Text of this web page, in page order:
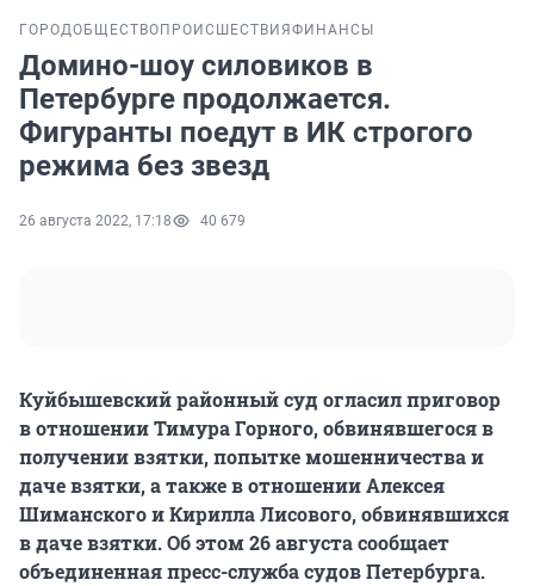
ГОРОДОБЩЕСТВО ПРОИСШЕСТВИЯ ФИНАНСЫ
Домино-шоу силовиков в
Петербурге продолжается.
Фигуранты поедут в ИК строгого
режима без звезд
26 августа 2022, 17:18 40 679
Куйбышевский районный суд огласил приговор
в отношении Тимура Горного, обвинявшегося в
получении взятки, попытке мошенничества и
даче взятки, а также в отношении Алексея
Шиманского и Кирилла Лисового, обвинявшихся
в даче взятки. Об этом 26 августа сообщает
объединенная пресс-служба судов Петербурга.